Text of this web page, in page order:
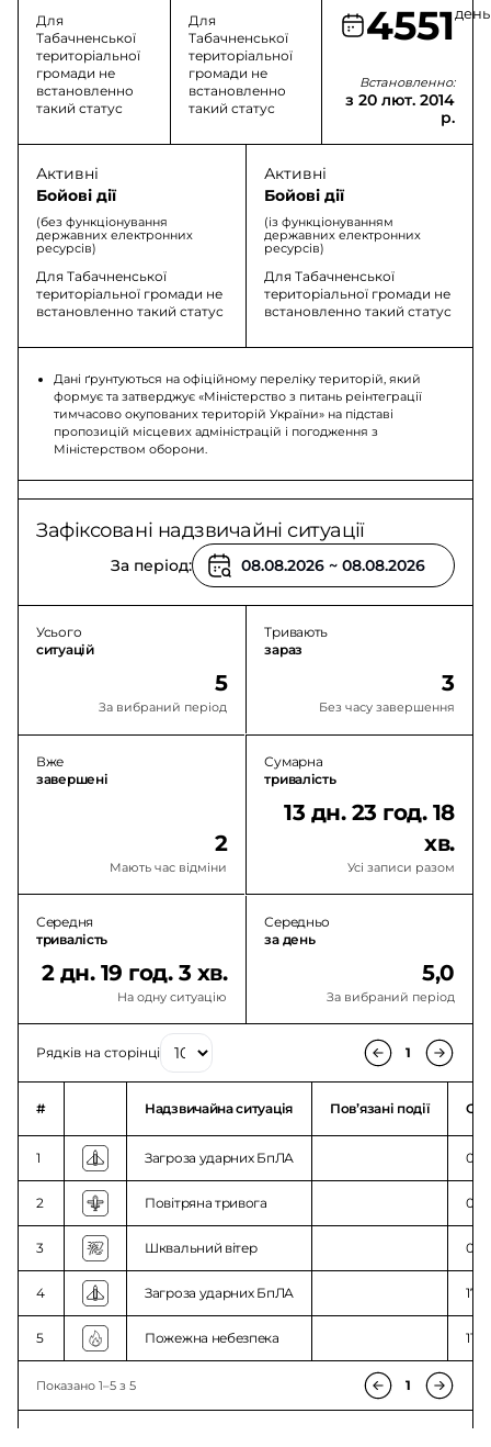
Для
Табачненської
територіальної
громади не
встановленно
такий статус
Для
Табачненської
територіальної
громади не
встановленно
такий статус
4551день
Встановленно:
з 20 лют. 2014
р.
Активні
Бойові дії
(без функціонування
державних електронних
ресурсів)
Для Табачненської
територіальної громади не
встановленно такий статус
Активні
Бойові дії
(із функціонуванням
державних електронних
ресурсів)
Для Табачненської
територіальної громади не
встановленно такий статус
Дані ґрунтуються на офіційному переліку територій, який
формує та затверджує «Міністерство з питань реінтеграції
тимчасово окупованих територій України» на підставі
пропозицій місцевих адміністрацій і погодження з
Міністерством оборони.
Зафіксовані надзвичайні ситуації
За період:
Усього
ситуацій
5
За вибраний період
Тривають
зараз
3
Без часу завершення
Вже
завершені
2
Мають час відміни
Сумарна
тривалість
13 дн. 23 год. 18
хв.
Усі записи разом
Середня
тривалість
2 дн. 19 год. 3 хв.
На одну ситуацію
Середньо
за день
5,0
За вибраний період
Рядків на сторінці 1
# Надзвичайна ситуація Повʼязані події
1 Загроза ударних БпЛА
2 Повітряна тривога
3 Шквальний вітер
4 Загроза ударних БпЛА
5 Пожежна небезпека
Показано 1–5 з 5 1